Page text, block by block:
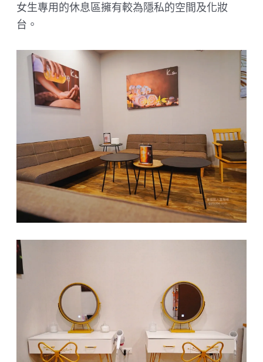
女生專用的休息區擁有較為隱私的空間及化妝
台。